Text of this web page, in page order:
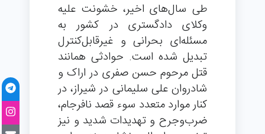
طی سال‌های اخیر، خشونت علیه
وکلای دادگستری در کشور به
مسئله‌ای بحرانی و غیرقابل‌کنترل
تبدیل شده است. حوادثی همانند
قتل مرحوم حسن صفری در اراک و
شادروان علی سلیمانی در شیراز، در
کنار موارد متعدد سوء قصد نافرجام،
ضرب‌وجرح و تهدیدات شدید و نیز